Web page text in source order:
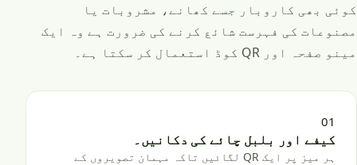
کوئی بھی کاروبار جسے کھانے، مشروبات یا
مصنوعات کی فہرست شائع کرنے کی ضرورت ہے وہ ایک
مینو صفحہ اور QR کوڈ استعمال کر سکتا ہے۔
01
کیفے اور بلبل چائے کی دکانیں۔
ہر میز پر ایک QR لگائیں تاکہ مہمان تصویروں کے